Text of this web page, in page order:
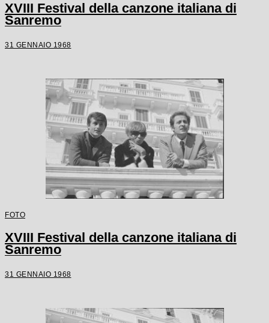
XVIII Festival della canzone italiana di
Sanremo
31 GENNAIO 1968
FOTO
XVIII Festival della canzone italiana di
Sanremo
31 GENNAIO 1968